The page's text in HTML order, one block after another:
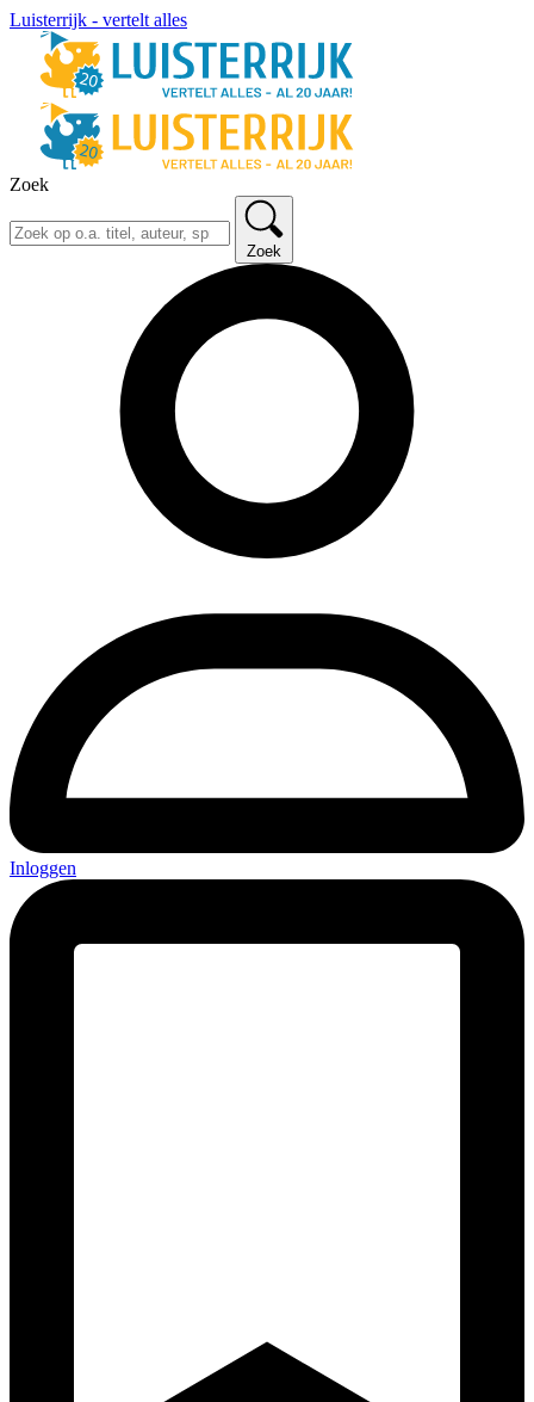
Luisterrijk - vertelt alles
Zoek
Zoek
Inloggen